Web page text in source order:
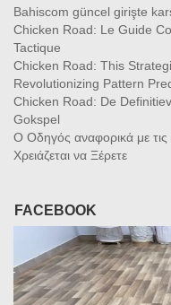
Bahiscom güncel girişte
Chicken Road: Le Guide
Tactique
Chicken Road: This
Revolutionizing Pattern
Chicken Road: De
Gokspel
Ο Οδηγός αναφορικά με τις
Χρειάζεται να Ξέρετε
FACEBOOK